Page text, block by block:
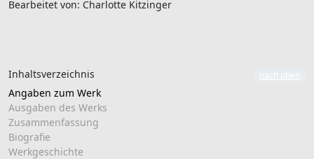
Bearbeitet von: Charlotte Kitzinger
Inhaltsverzeichnis
Angaben zum Werk
Ausgaben des Werks
Zusammenfassung
Biografie
Werkgeschichte